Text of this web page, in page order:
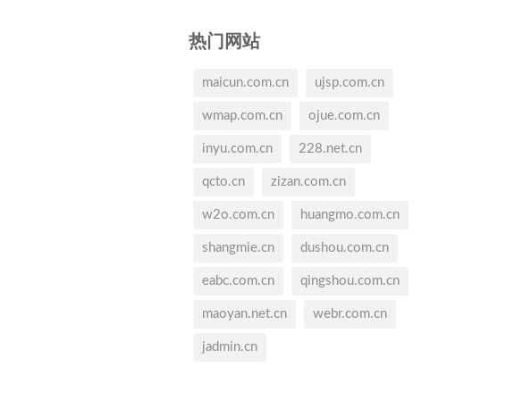
热门网站
maicun.com.cn ujsp.com.cn
wmap.com.cn ojue.com.cn
inyu.com.cn 228.net.cn
qcto.cn zizan.com.cn
w2o.com.cn huangmo.com.cn
shangmie.cn dushou.com.cn
eabc.com.cn qingshou.com.cn
maoyan.net.cn webr.com.cn
jadmin.cn